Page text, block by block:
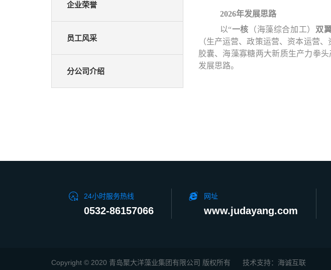
企业荣誉
员工风采
分公司介绍
2026年发展思路
以“一核 （海藻综合加工） 双
（生产运营、政策运营、资本运营、
胶囊、海藻寡糖两大新质生产力拳
发展思路。
24小时服务热线
0532-86157066
网址
www.judayang.com
Copyright © 2020 青岛聚大洋藻业集团有限公司 版权所有 技术支持：海诚互联